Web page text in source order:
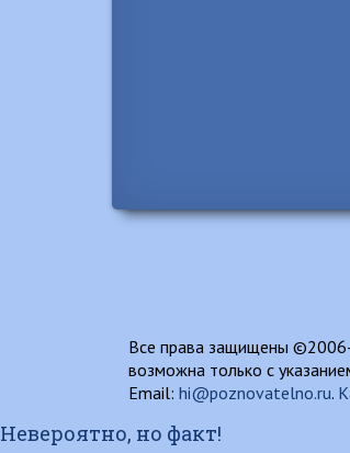
Все права защищены
возможна только с
Email: hi@poznovatelno.ru.
Невероятно, но факт!